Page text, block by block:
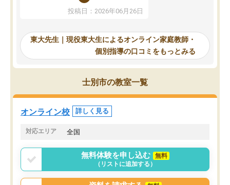
供も家に帰って勉強の話すると嫌な反
応を示します。東大先生にお願いして
れるので、親としても安心です。毎日
使える自習室とかもあり、わからない
ところがあれば先生が回答してくれる
のも重宝しています。
投稿日：2026年06月26日
自習室が毎日使えていつ
るのが心強かったよう
謝です。
東大先生｜現役東大生によるオンライン家庭教師・
個別指導の口コミをもっとみる
士別市の教室一覧
オンライン校 詳しく見る
対応エリア 全国
無料体験を申し込む
無料
（リストに追加する）